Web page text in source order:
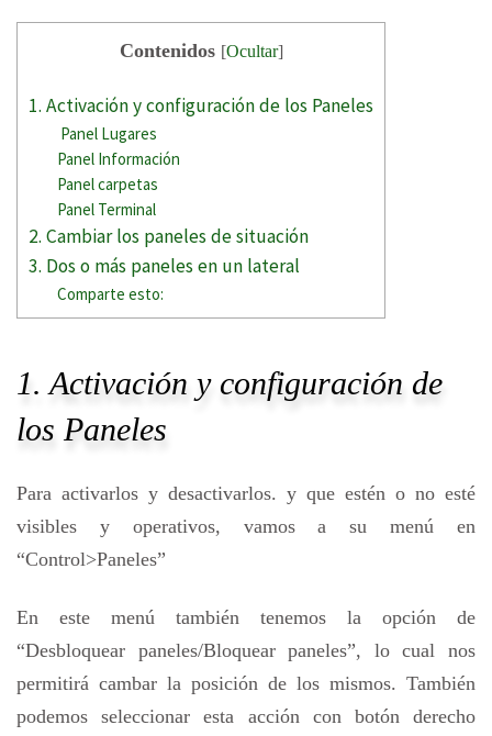
Contenidos [Ocultar]
1. Activación y configuración de los Paneles
Panel Lugares
Panel Información
Panel carpetas
Panel Terminal
2. Cambiar los paneles de situación
3. Dos o más paneles en un lateral
Comparte esto:
1. Activación y configuración de
los Paneles
Para activarlos y desactivarlos. y que estén o no esté
visibles y operativos, vamos a su menú en
“Control>Paneles”
En este menú también tenemos la opción de
“Desbloquear paneles/Bloquear paneles”, lo cual nos
permitirá cambar la posición de los mismos. También
podemos seleccionar esta acción con botón derecho